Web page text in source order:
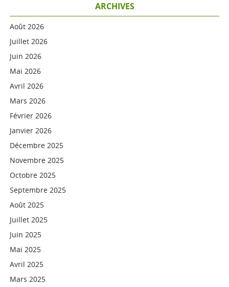
ARCHIVES
Août 2026
Juillet 2026
Juin 2026
Mai 2026
Avril 2026
Mars 2026
Février 2026
Janvier 2026
Décembre 2025
Novembre 2025
Octobre 2025
Septembre 2025
Août 2025
Juillet 2025
Juin 2025
Mai 2025
Avril 2025
Mars 2025